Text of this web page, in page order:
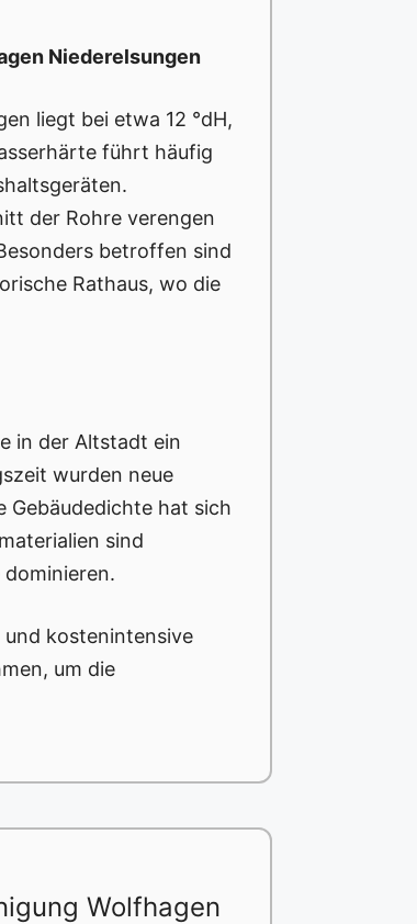
Niederelsungen
liegt bei etwa 12 °dH,
führt häufig
der Rohre verengen
betroffen sind
Rathaus, wo die
in der Altstadt ein
wurden neue
Gebäudedichte hat sich
sind
und kostenintensive
um die
Wolfhagen